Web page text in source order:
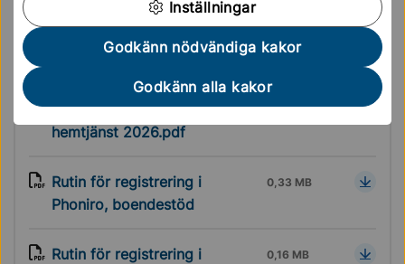
Inställningar
Godkänn nödvändiga kakor
Godkänn alla kakor
ansvariga för dessa dokument. Har du frågor är du
välkommen att kontakta dem.
Registrering Tid & Insats
hemtjänst 2026.pdf
0,34 MB
Rutin för registrering i
Phoniro, boendestöd
0,33 MB
Rutin för registrering i
0,16 MB